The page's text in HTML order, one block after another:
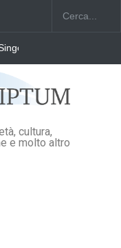
Alliance ofAmerica
cultura,
e molto altro